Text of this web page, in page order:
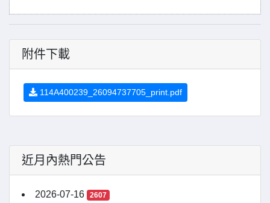
附件下載
114A400239_26094737705_print.pdf
近月內熱門公告
2026-07-16 2607